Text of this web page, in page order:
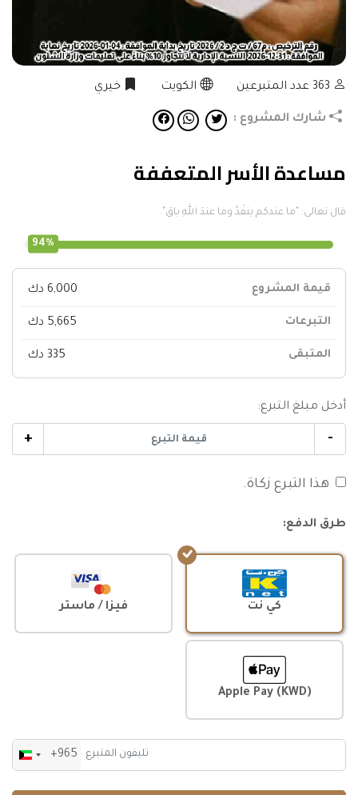
363 عدد المتبرعين الكويت خيري
شارك المشروع :
مساعدة الأسر المتعففة
قال تعالى: "ما عندكم ينفَدُ وما عندَ اللهِ باق".
94%
قيمة المشروع 6,000 دك
التبرعات 5,665 دك
المتبقى 335 دك
أدخل مبلغ التبرع:
-
+
هذا التبرع زكاة.
طرق الدفع:
كي نت فيزا / ماستر
Apple Pay (KWD)
Kuwait+965